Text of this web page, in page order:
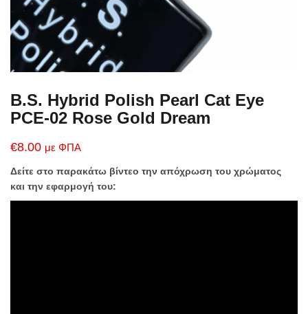
B.S. Hybrid Polish Pearl Cat Eye
PCE-02 Rose Gold Dream
€8.00 με ΦΠΑ
Δείτε στο παρακάτω βίντεο την απόχρωση του χρώματος
και την εφαρμογή του: